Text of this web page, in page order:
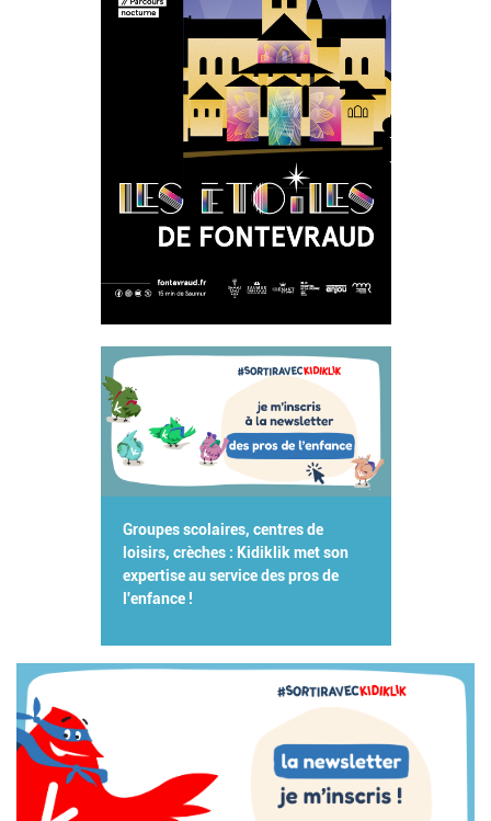
Groupes scolaires, centres de
loisirs, crèches : Kidiklik met son
expertise au service des pros de
l'enfance !